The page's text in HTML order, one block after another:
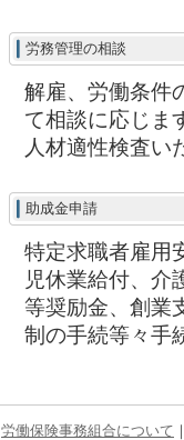
労務管理の相談
解雇、労働条件
て相談に応じま
人材適性検査い
助成金申請
特定求職者雇用
児休業給付、介
等奨励金、創業
制の手続等々手
労働保険事務組合について